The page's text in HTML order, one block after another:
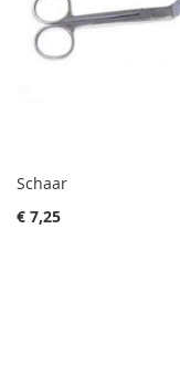
Schaar
€ 7,25